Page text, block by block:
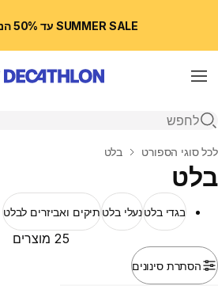
SUMMER SALE עד 50% הנחה 🛍️
Menu
פתיחת חיפוש
בית
לכל סוגי הספורט בלט
בלט
בגדי בלטנעלי בלט תיקים ואביזרים לבלט
הסתרת סינונים
25 מוצרים